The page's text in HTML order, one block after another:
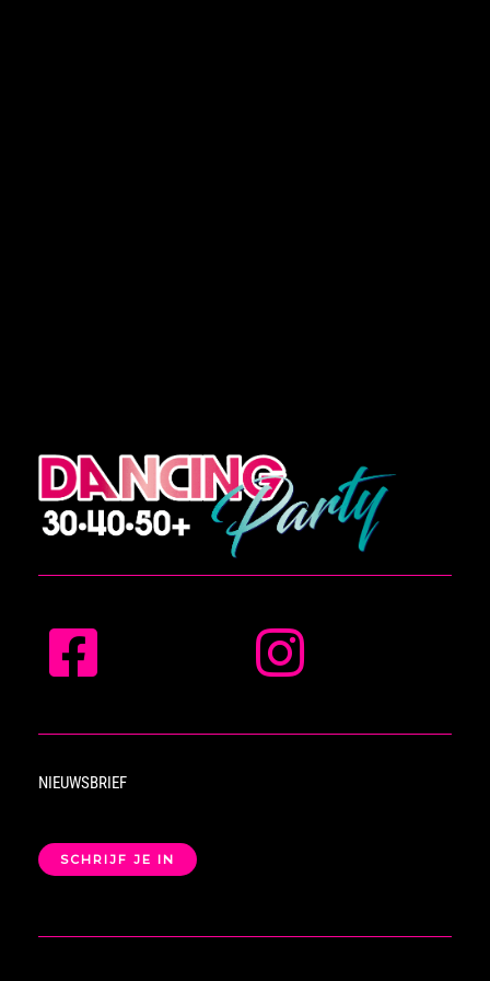
NIEUWSBRIEF
SCHRIJF JE IN